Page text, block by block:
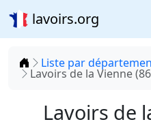
lavoirs.org
Accueil
Liste par
Lavoirs de la Vienne
Lavoirs de